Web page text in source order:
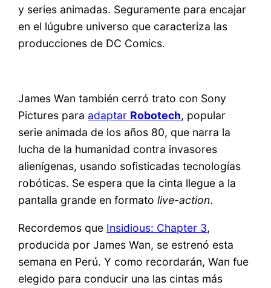
y series animadas. Seguramente para encajar
en el lúgubre universo que caracteriza las
producciones de DC Comics.
James Wan también cerró trato con Sony
Pictures para adaptar Robotech, popular
serie animada de los años 80, que narra la
lucha de la humanidad contra invasores
alienígenas, usando sofisticadas tecnologías
robóticas. Se espera que la cinta llegue a la
pantalla grande en formatolive-action.
Recordemos que Insidious: Chapter 3,
producida por James Wan, se estrenó esta
semana en Perú. Y como recordarán, Wan fue
elegido para conducir una las cintas más